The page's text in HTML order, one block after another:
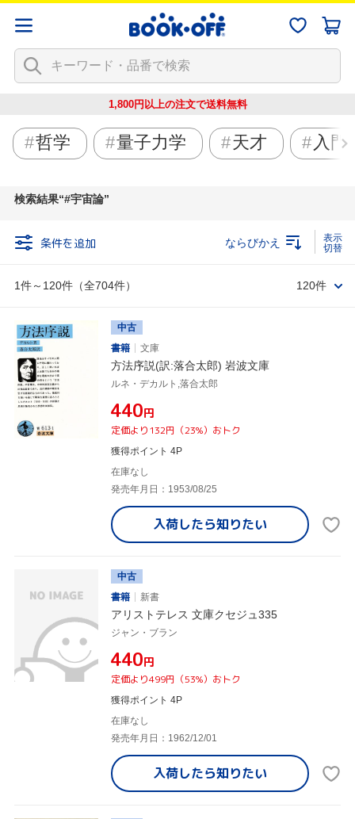
1,800円以上の注文で送料無料
哲学 量子力学 天才 入門
検索結果 #宇宙論
条件を追加
1件～120件（全704件）
ならびかえ
120件
中古
書籍
文庫
方法序説(訳:落合太郎) 岩波文庫
ルネ・デカルト,落合太郎
¥440円
定価より132円（23%）おトク
獲得ポイント 4P
在庫なし
発売年月日：1953/08/25
入荷したら知りたい
中古
書籍
新書
アリストテレス 文庫クセジュ335
ジャン・ブラン
¥440円
定価より499円（53%）おトク
獲得ポイント 4P
在庫なし
発売年月日：1962/12/01
入荷したら知りたい